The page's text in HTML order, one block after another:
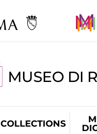
MUSEO DI
COLLECTIONS